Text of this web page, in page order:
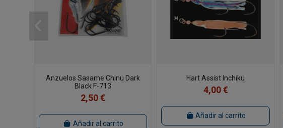
Anzuelos Sasame Chinu Dark
Black F-713
2,50 €
Añadir al carrito
Hart Assist Inchiku
4,00 €
Añadir al carrito